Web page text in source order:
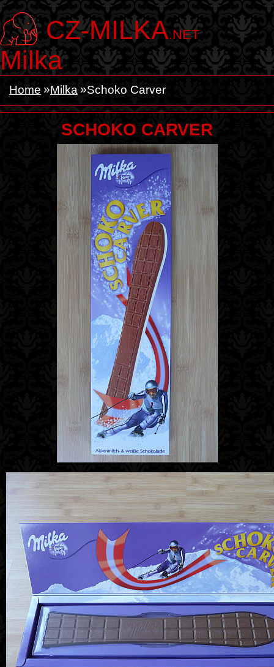
CZ-MILKA.NET
Milka
Home Milka Schoko Carver
SCHOKO CARVER